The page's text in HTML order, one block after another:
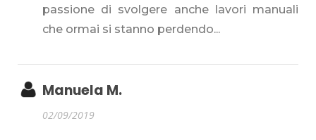
passione di svolgere anche lavori manuali
che ormai si stanno perdendo...
Manuela M.
02/09/2019